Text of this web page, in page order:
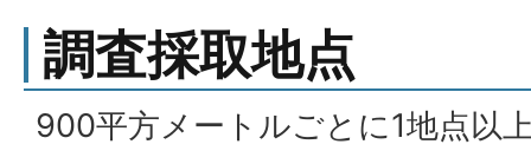
調査採取地点
900平方メートルごとに1地点以